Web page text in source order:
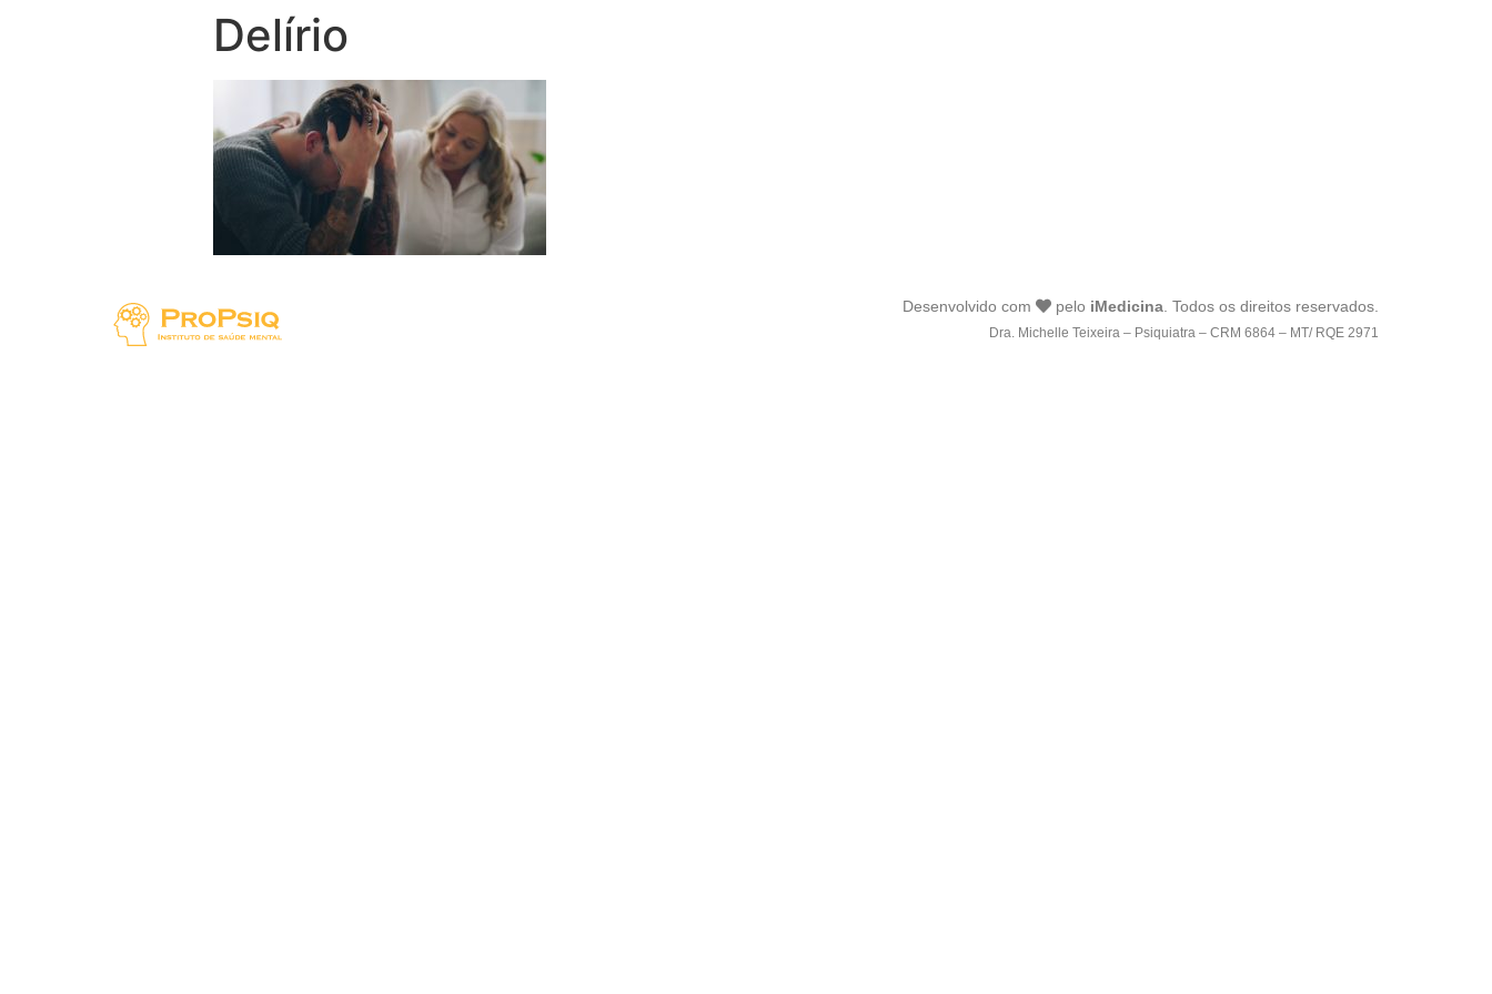
Delírio
Desenvolvido com pelo iMedicina. Todos os direitos reservados.
Dra. Michelle Teixeira – Psiquiatra – CRM 6864 – MT/ RQE 2971